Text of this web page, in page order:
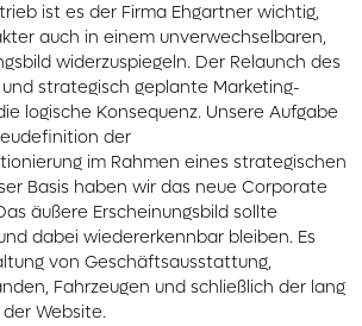
ist es der Firma Ehgartner wichtig,
auch in einem unverwechselbaren,
widerzuspiegeln. Der Relaunch des
strategisch geplante Marketing-
logische Konsequenz. Unsere Aufgabe
der
im Rahmen eines strategischen
Basis haben wir das neue Corporate
äußere Erscheinungsbild sollte
dabei wiedererkennbar bleiben. Es
von Geschäftsausstattung,
Fahrzeugen und schließlich der lang
Website.